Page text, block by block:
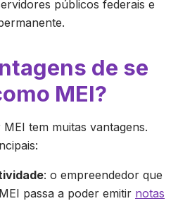
públicos federais e
de se
MEI?
tem muitas vantagens.
: o empreendedor que
passa a poder emitir notas